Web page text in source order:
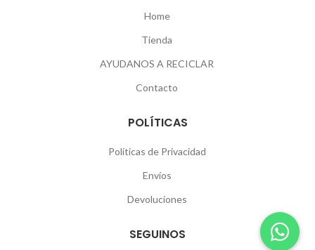
Home
Tienda
AYUDANOS A RECICLAR
Contacto
POLÍTICAS
Políticas de Privacidad
Envíos
Devoluciones
SEGUINOS